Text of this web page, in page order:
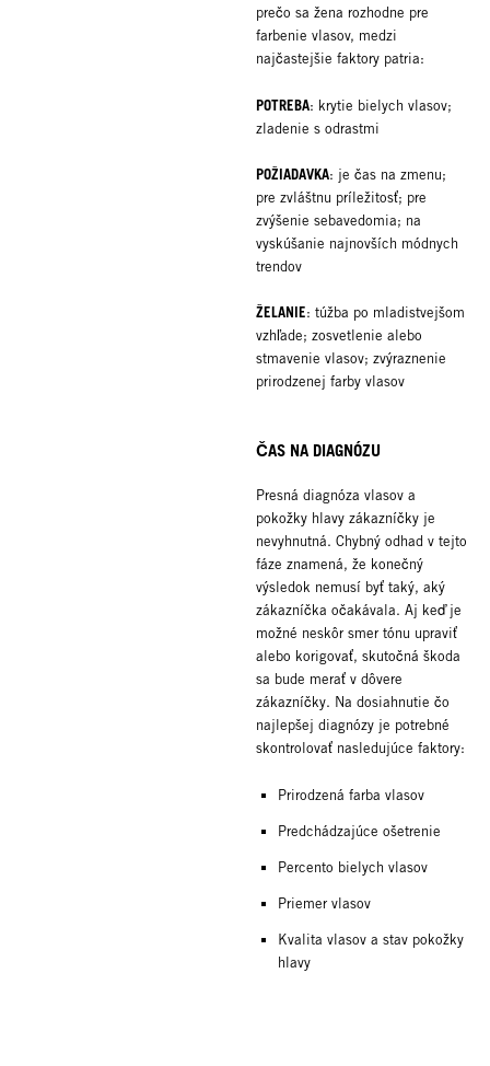
prečo sa žena rozhodne pre
farbenie vlasov, medzi
najčastejšie faktory patria:
POTREBA: krytie bielych vlasov;
zladenie s odrastmi
POŽIADAVKA: je čas na zmenu;
pre zvláštnu príležitosť; pre
zvýšenie sebavedomia; na
vyskúšanie najnovších módnych
trendov
ŽELANIE: túžba po mladistvejšom
vzhľade; zosvetlenie alebo
stmavenie vlasov; zvýraznenie
prirodzenej farby vlasov
ČAS NA DIAGNÓZU
Presná diagnóza vlasov a
pokožky hlavy zákazníčky je
nevyhnutná. Chybný odhad v tejto
fáze znamená, že konečný
výsledok nemusí byť taký, aký
zákazníčka očakávala. Aj keď je
možné neskôr smer tónu upraviť
alebo korigovať, skutočná škoda
sa bude merať v dôvere
zákazníčky. Na dosiahnutie čo
najlepšej diagnózy je potrebné
skontrolovať nasledujúce faktory:
Prirodzená farba vlasov
Predchádzajúce ošetrenie
Percento bielych vlasov
Priemer vlasov
Kvalita vlasov a stav pokožky
hlavy